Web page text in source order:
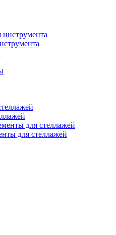
для стеллажей